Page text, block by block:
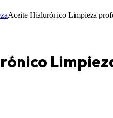
Aceite Hialurónico Limpieza